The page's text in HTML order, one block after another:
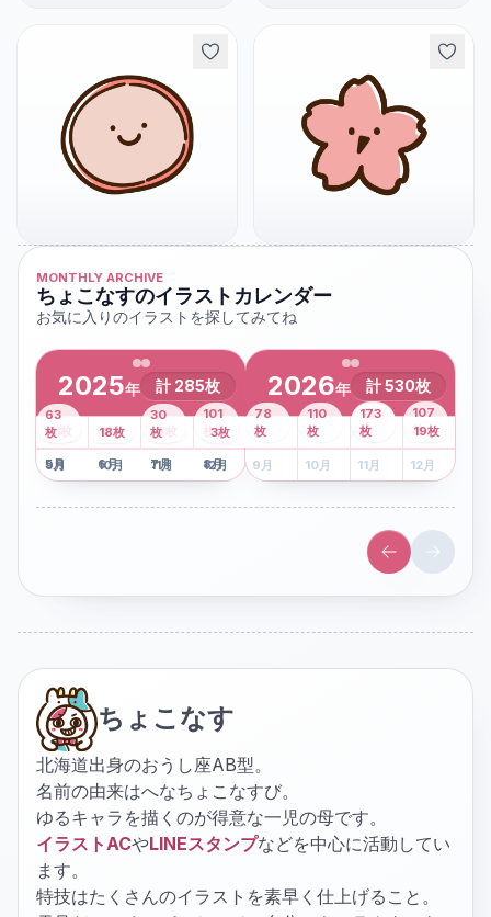
MONTHLY ARCHIVE
ちょこなすのイラストカレンダー
お気に入りのイラストを探してみてね
2025年 計 285枚
1月
2枚 2月 3月 4月
8枚
5月
41 枚
6月
13枚
7月
6枚
8月
101
枚
9月
63
枚
10月
18枚
11月
30
枚
12月
3枚
2026年 計530枚
1月 2月 3月
43
枚
4月
107
枚
5 月
78
枚
6月
110
枚
7月
173
枚
8月
19枚
9 月 10月 11月 12月
ちょこなす
北海道出身のおうし座AB型。
名前の由来はへなちょこなすび。
ゆるキャラを描くのが得意な一児の母です。
イラストACやLINEスタンプなどを中心に活動してい
ます。
特技はたくさんのイラストを素早く仕上げること。